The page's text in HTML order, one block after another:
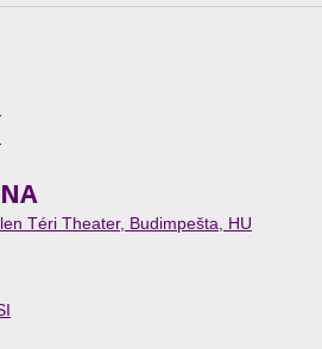
Téri Theater, Budimpešta, HU